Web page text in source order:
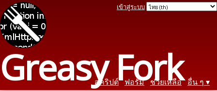
Greasy Fork
เข้าสู่ระบบ
สคริปต์ ฟอรัม ช่วยเหลือ อื่น ๆ